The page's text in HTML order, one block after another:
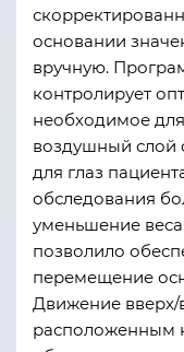
основании
вручную.
контролирует
необходимое
воздушный слой
для глаз
обследования
уменьшение веса
позволило
перемещение
Движение вверх/
расположенным